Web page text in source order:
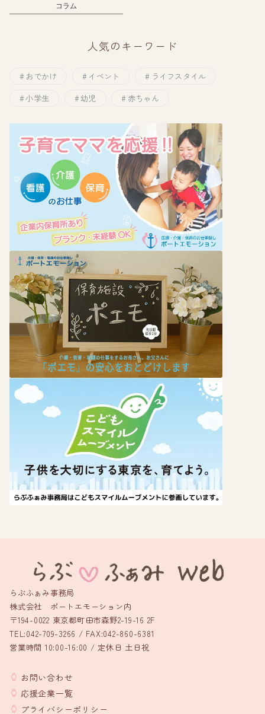
コラム
人気のキーワード
おでかけ イベント
ライフスタイル
小学生
幼児 赤ちゃん
らぶふぁみ事務局
株式会社 ポートエモーション内
〒194-0022 東京都町田市森野2-19-16 2F
TEL:042-709-3266 / FAX:042-860-6381
営業時間 10:00-16:00 / 定休日 土日祝
お問い合わせ
応援企業一覧
プライバシーポリシー